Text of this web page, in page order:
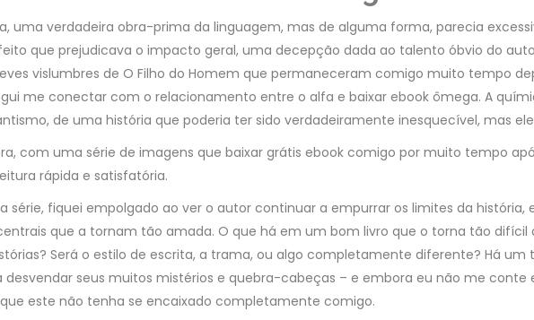
uma verdadeira obra-prima da linguagem, mas de alguma forma, parecia
que prejudicava o impacto geral, uma decepção dada ao talento óbvio do
vislumbres de O Filho do Homem que permaneceram comigo muito tempo
me conectar com o relacionamento entre o alfa e baixar ebook ômega. A
de uma história que poderia ter sido verdadeiramente inesquecível, mas
com uma série de imagens que baixar grátis ebook comigo por muito tempo
rápida e satisfatória.
série, fiquei empolgado ao ver o autor continuar a empurrar os limites da história,
que a tornam tão amada. O que há em um bom livro que o torna tão difícil
Será o estilo de escrita, a trama, ou algo completamente diferente? Há
desvendar seus muitos mistérios e quebra-cabeças – e embora eu não me conte
este não tenha se encaixado completamente comigo.